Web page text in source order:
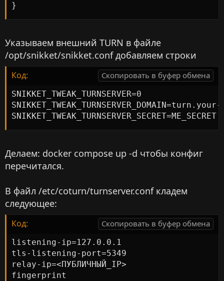
}
Указываем внешний TURN в файле
/opt/snikket/snikket.conf добавляем строки
Код: Скопировать в буфер обмена
SNIKKET_TWEAK_TURNSERVER=0
SNIKKET_TWEAK_TURNSERVER_SECRET=ME_SECRET
Делаем: docker compose up -d чтобы конфиг
перечитался.
В файл /etc/coturn/turnserver.conf кладем
следующее:
Код: Скопировать в буфер обмена
listening-ip=127.0.0.1
tls-listening-port=5349
relay-ip=<ПУБЛИЧНЫЙ_IP>
fingerprint